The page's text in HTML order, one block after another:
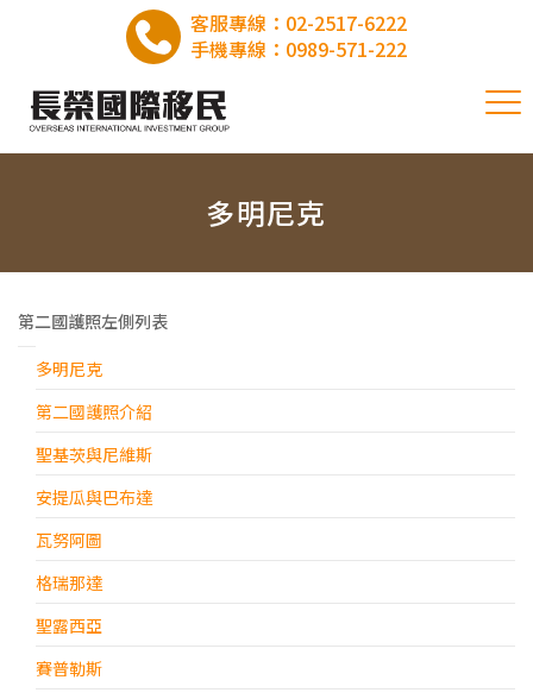
客服專線： 02-2517-6222
手機專線： 0989-571-222
多明尼克
第二國護照左側列表
多明尼克
第二國護照介紹
聖基茨與尼維斯
安提瓜與巴布達
瓦努阿圖
格瑞那達
聖露西亞
賽普勒斯